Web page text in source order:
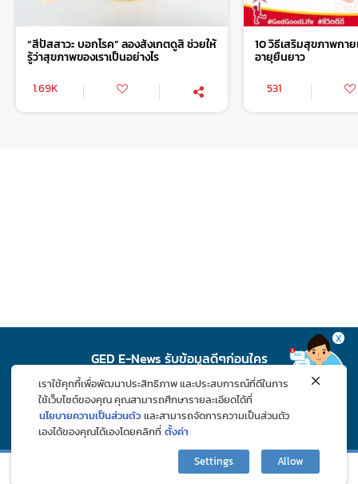
“สีปัสสาวะ บอกโรค” ลองสังเกตดูสิ ช่วยให้
รู้ว่าสุขภาพของเราเป็นอย่างไร
1.69K
10 วิธีเสริมสุขภาพกาย
อายุยืนยาว
531
GED E-News รับข้อมูลดีๆก่อนใคร
X
เราใช้คุกกี้เพื่อพัฒนาประสิทธิภาพ และประสบการณ์ที่ดีในการ
ใช้เว็บไซต์ของคุณ คุณสามารถศึกษารายละเอียดได้ที่
นโยบายความเป็นส่วนตัว และสามารถจัดการความเป็นส่วนตัว
เองได้ของคุณได้เองโดยคลิกที่ ตั้งค่า
Settings
Allow